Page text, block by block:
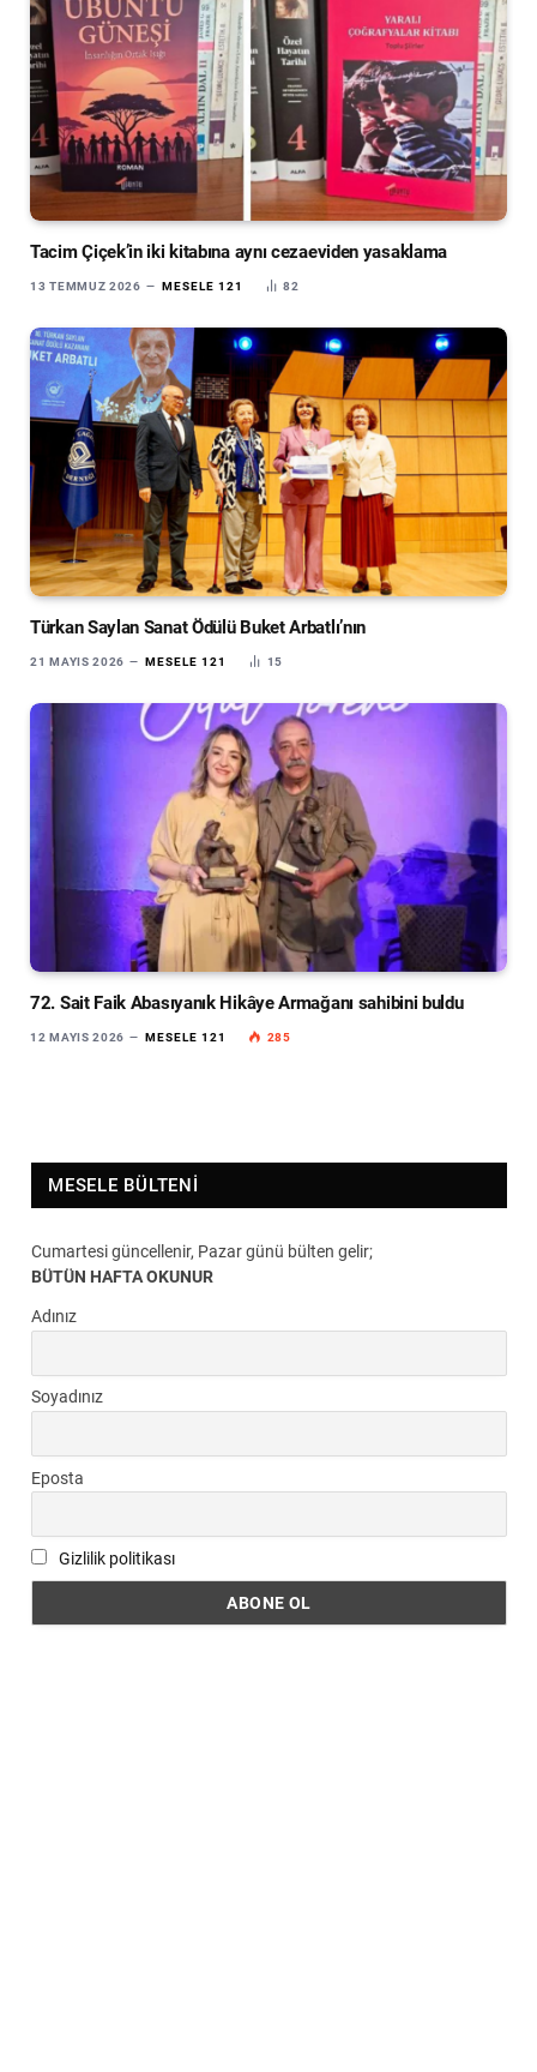
Tacim Çiçek’in iki kitabına aynı cezaeviden yasaklama
13 TEMMUZ 2026 MESELE 121 82
Türkan Saylan Sanat Ödülü Buket Arbatlı’nın
21 MAYIS 2026 MESELE 121 15
72. Sait Faik Abasıyanık Hikâye Armağanı sahibini buldu
12 MAYIS 2026 MESELE 121 285
MESELE BÜLTENI
Cumartesi güncellenir, Pazar günü bülten gelir;
BÜTÜN HAFTA OKUNUR
Adınız
Soyadınız
Eposta
Gizlilik politikası